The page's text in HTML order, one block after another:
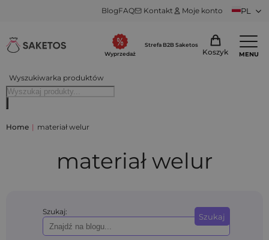
BlogFAQ Kontakt Moje konto PL
Wyszukiwarka produktów
Wyprzedaż
Strefa B2B Saketos
Koszyk MENU
Home | materiał welur
materiał welur
Szukaj: Szukaj